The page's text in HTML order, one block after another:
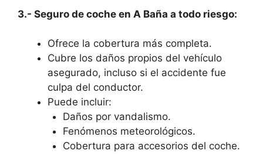
3.- Seguro de coche en A Baña a todo riesgo:
Ofrece la cobertura más completa.
Cubre los daños propios del vehículo
asegurado, incluso si el accidente fue
culpa del conductor.
Puede incluir:
Daños por vandalismo.
Fenómenos meteorológicos.
Cobertura para accesorios del coche.